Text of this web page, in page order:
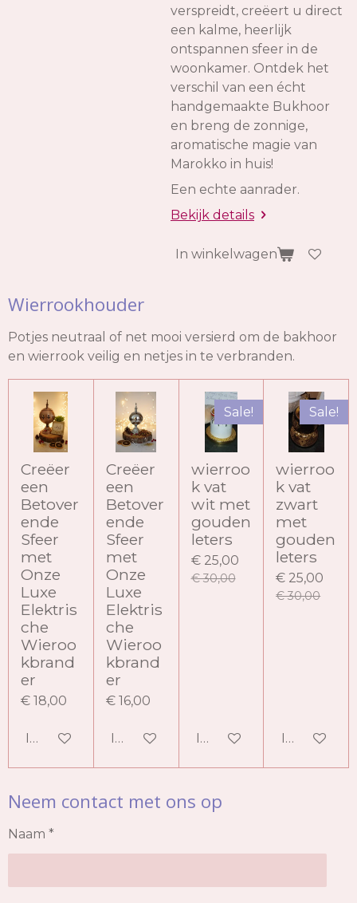
verspreidt, creëert u direct
een kalme, heerlijk
ontspannen sfeer in de
woonkamer. Ontdek het
verschil van een écht
handgemaakte Bukhoor
en breng de zonnige,
aromatische magie van
Marokko in huis!
Een echte aanrader.
Bekijk details
In winkelwagen
Wierrookhouder
Potjes neutraal of net mooi versierd om de bakhoor
en wierrook veilig en netjes in te verbranden.
Creëer
een
Betover
ende
Sfeer
met
Onze
Luxe
Elektris
che
Wieroo
kbrand
er
€ 18,00
In winkelwagen
Creëer
een
Betover
ende
Sfeer
met
Onze
Luxe
Elektris
che
Wieroo
kbrand
er
€ 16,00
In winkelwagen
Sale!
wierroo
k vat
wit met
gouden
leters
€ 25,00
€ 30,00
In winkelwagen
Sale!
wierroo
k vat
zwart
met
gouden
leters
€ 25,00
€ 30,00
In
Neem contact met ons op
Naam *